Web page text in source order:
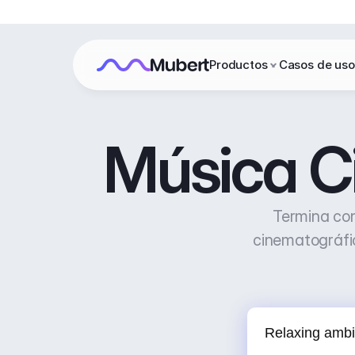
Música
Termina
Productos Casos de uso